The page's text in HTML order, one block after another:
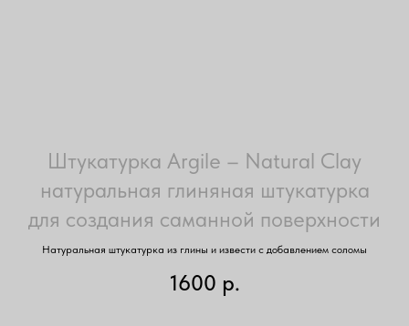
Штукатурка Argile – Natural Clay
натуральная глиняная штукатурка
для создания саманной поверхности
Натуральная штукатурка из глины и извести с добавлением соломы
1600 р.